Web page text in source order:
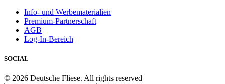
Info- und Werbematerialien
Premium-Partnerschaft
AGB
Log-In-Bereich
SOCIAL
© 2026 Deutsche Fliese. All rights reserved